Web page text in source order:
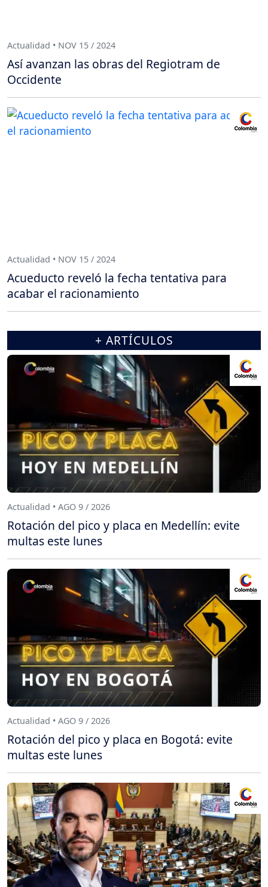
Actualidad • NOV 15 / 2024
Así avanzan las obras del Regiotram de
Occidente
Actualidad • NOV 15 / 2024
Acueducto reveló la fecha tentativa para
acabar el racionamiento
+ ARTÍCULOS
Actualidad • AGO 9 / 2026
Rotación del pico y placa en Medellín: evite
multas este lunes
Actualidad • AGO 9 / 2026
Rotación del pico y placa en Bogotá: evite
multas este lunes